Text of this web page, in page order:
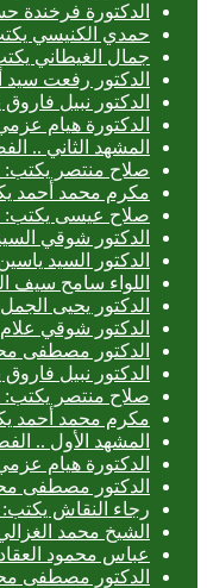
الدكتورة فرخندة
حمدي الكنيسي
جمال الغيطاني
الدكتور رفعت
الدكتور نبيل
الدكتورة هيام
المشهد الثاني ..
صلاح منتصر يكتب:
مكرم محمد أحمد
صلاح عيسى يكتب:
الدكتور شوقي
الدكتور السيد
اللواء سامح سيف
الدكتور يحيى
الدكتور شوقي
الدكتور مصطفى
الدكتور نبيل
صلاح منتصر
مكرم محمد أحمد يكتب: 40
المشهد الأول ..
الدكتورة هيام
الدكتور مصطفى
رجاء النقاش
الشيخ محمد
عباس محمود
الدكتور مصطفى